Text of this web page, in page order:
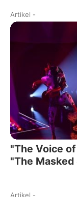
Artikel -
"The Voice
"The Masked
Artikel -